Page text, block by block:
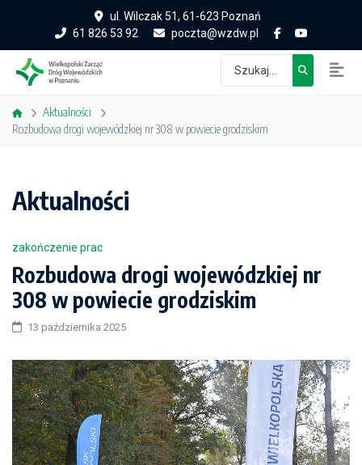
ul. Wilczak 51, 61-623 Poznań
61 826 53 92
poczta@wzdw.pl
Aktualności
Rozbudowa drogi wojewódzkiej nr 308 w powiecie grodziskim
Aktualności
zakończenie prac
Rozbudowa drogi wojewódzkiej nr
308 w powiecie grodziskim
13 października 2025